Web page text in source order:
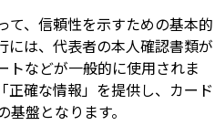
て、信頼性を示すための基本的
には、代表者の本人確認書類が
トなどが一般的に使用されま
正確な情報」を提供し、カード
盤となります。